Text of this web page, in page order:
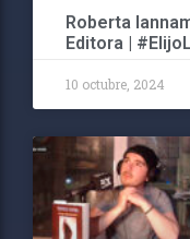
Roberta
Editora |
10 octubre, 2024